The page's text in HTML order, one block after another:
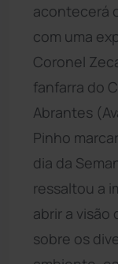
acontecerá
com uma
Coronel
fanfarra do
Abrantes
Pinho
dia da
ressaltou a
abrir a visão
sobre os